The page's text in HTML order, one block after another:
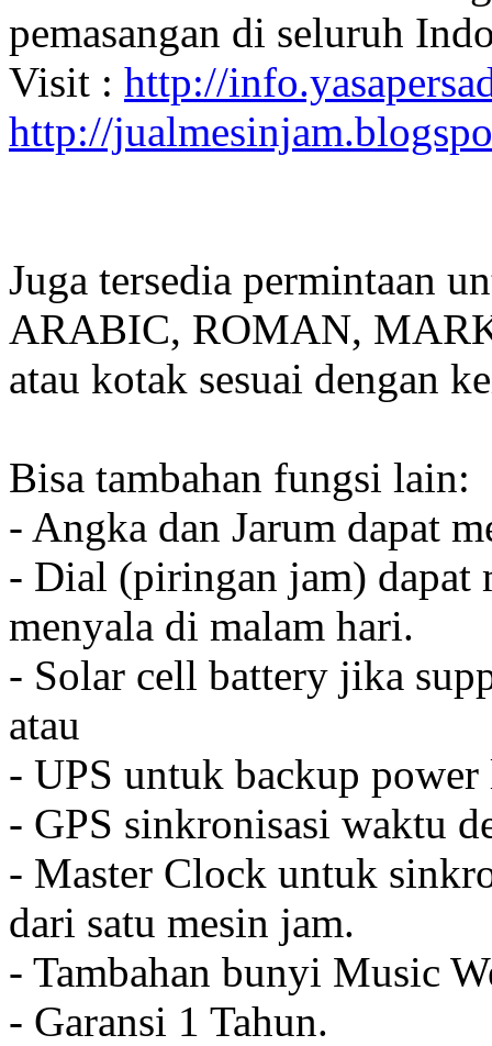
pemasangan di seluruh
Visit : http://
http://
Juga tersedia permintaan
ARABIC, ROMAN,
atau kotak sesuai dengan
Bisa tambahan fungsi lain:
- Angka dan Jarum dapat
- Dial (piringan jam) dapat
menyala di malam hari.
- Solar cell battery jika
atau
- UPS untuk backup
- GPS sinkronisasi waktu
- Master Clock untuk
dari satu mesin jam.
- Tambahan bunyi Music
- Garansi 1 Tahun.